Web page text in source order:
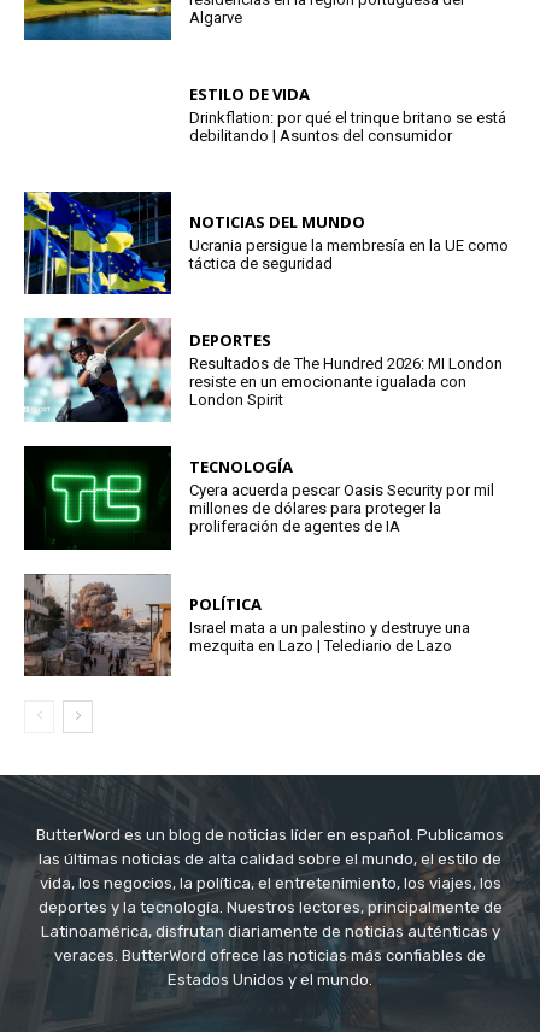
Algarve
ESTILO DE VIDA
Drinkflation: por qué el trinque britano se está
debilitando | Asuntos del consumidor
NOTICIAS DEL MUNDO
Ucrania persigue la membresía en la UE como
táctica de seguridad
DEPORTES
Resultados de The Hundred 2026: MI London
resiste en un emocionante igualada con
London Spirit
TECNOLOGÍA
Cyera acuerda pescar Oasis Security por mil
millones de dólares para proteger la
proliferación de agentes de IA
POLÍTICA
Israel mata a un palestino y destruye una
mezquita en Lazo | Telediario de Lazo
ButterWord es un blog de noticias líder en español. Publicamos
las últimas noticias de alta calidad sobre el mundo, el estilo de
vida, los negocios, la política, el entretenimiento, los viajes, los
deportes y la tecnología. Nuestros lectores, principalmente de
Latinoamérica, disfrutan diariamente de noticias auténticas y
veraces. ButterWord ofrece las noticias más confiables de
Estados Unidos y el mundo.